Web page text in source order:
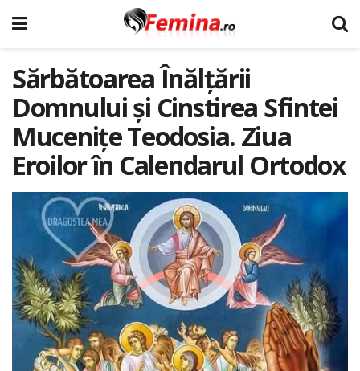
Sărbătoarea Înălțării
Domnului și Cinstirea Sfintei
Mucenițe Teodosia. Ziua
Eroilor în Calendarul Ortodox